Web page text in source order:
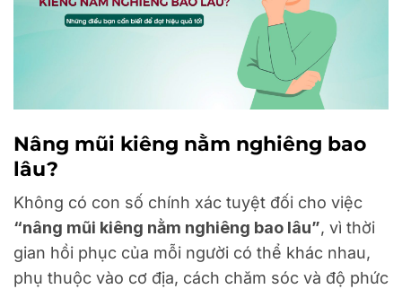
Nâng mũi kiêng nằm nghiêng bao
lâu?
Không có con số chính xác tuyệt đối cho việc
“nâng mũi kiêng nằm nghiêng bao lâu”, vì thời
gian hồi phục của mỗi người có thể khác nhau,
phụ thuộc vào cơ địa, cách chăm sóc và độ phức